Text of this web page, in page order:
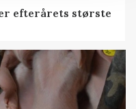
efterårets største